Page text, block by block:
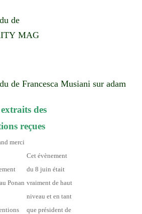
de
MAG
de Francesca Musiani sur adam
des
reçues
merci
Ponan
Cet évènement
du 8 juin était
vraiment de haut
niveau et en tant
que président de